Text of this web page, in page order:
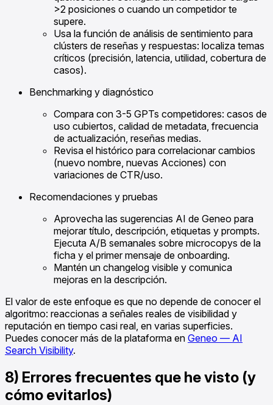
>2 posiciones o cuando un competidor te
supere.
Usa la función de análisis de sentimiento para
clústers de reseñas y respuestas: localiza temas
críticos (precisión, latencia, utilidad, cobertura de
casos).
Benchmarking y diagnóstico
Compara con 3-5 GPTs competidores: casos de
uso cubiertos, calidad de metadata, frecuencia
de actualización, reseñas medias.
Revisa el histórico para correlacionar cambios
(nuevo nombre, nuevas Acciones) con
variaciones de CTR/uso.
Recomendaciones y pruebas
Aprovecha las sugerencias AI de Geneo para
mejorar título, descripción, etiquetas y prompts.
Ejecuta A/B semanales sobre microcopys de la
ficha y el primer mensaje de onboarding.
Mantén un changelog visible y comunica
mejoras en la descripción.
El valor de este enfoque es que no depende de conocer el
algoritmo: reaccionas a señales reales de visibilidad y
reputación en tiempo casi real, en varias superficies.
Puedes conocer más de la plataforma en Geneo — AI
Search Visibility.
8) Errores frecuentes que he visto (y
cómo evitarlos)